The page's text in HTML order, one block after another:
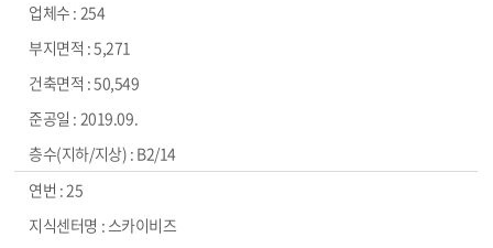
254
5,271
50,549
2019.09.
B2/14
25
스카이비즈